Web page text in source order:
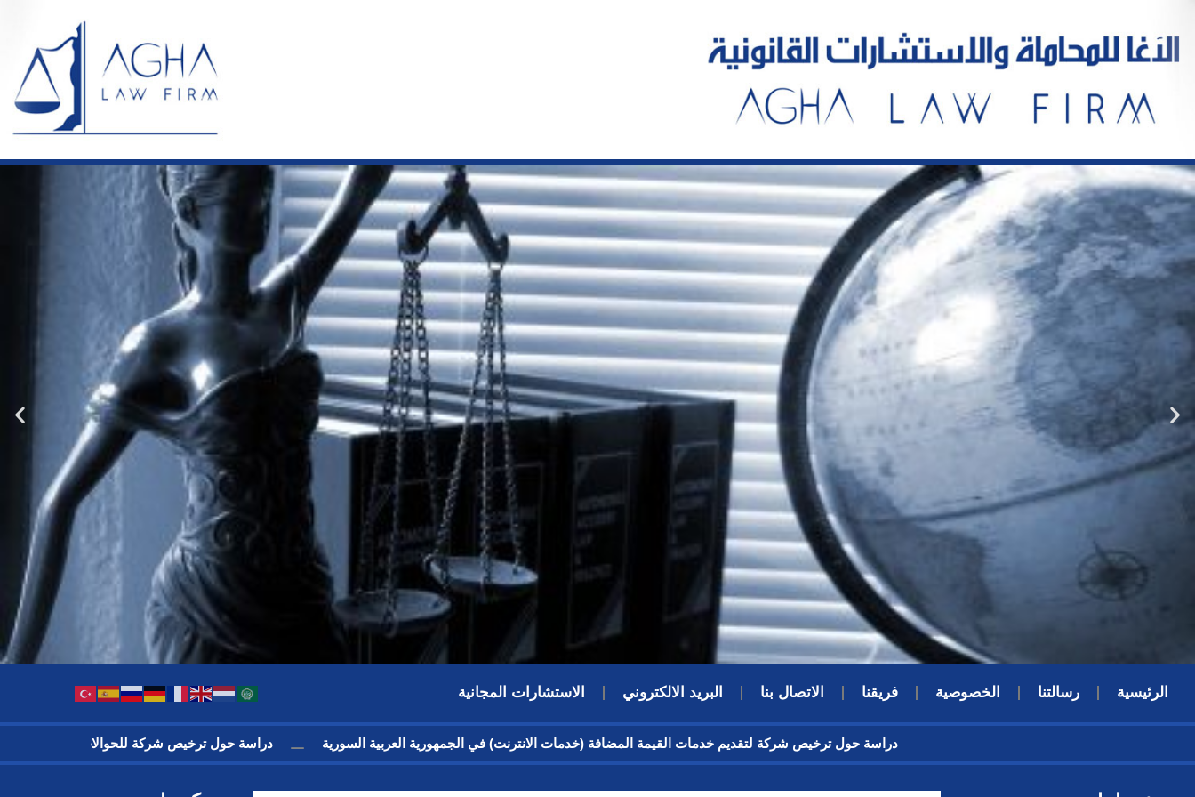
المحتوى
الرئيسية رسالتنا الخصوصية فريقنا الاتصال بنا البريد الالكتروني الاستشارات المجانية
دراسة حول ترخيص شركة لتقديم خدمات القيمة المضافة (خدمات الانترنت) في الجمهورية العربية السورية دراسة حول ترخيص شركة للحوالات الداخلية